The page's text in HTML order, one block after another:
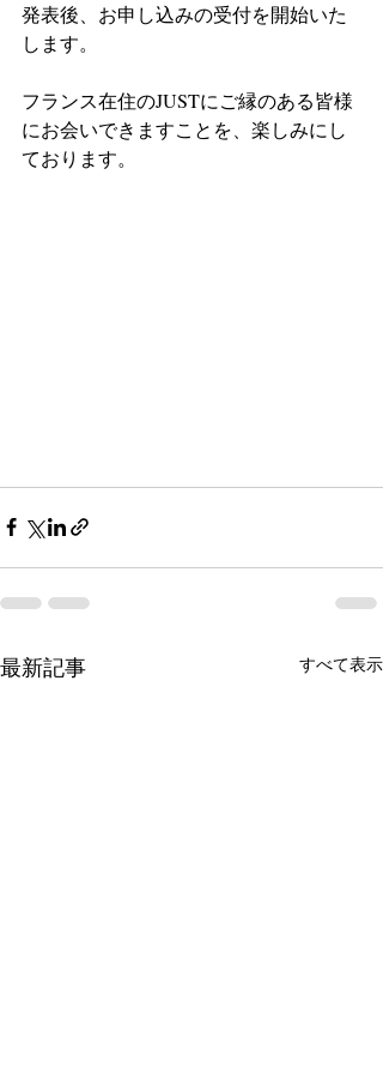
発表後、お申し込みの受付を開始いた
します。
フランス在住のJUSTにご縁のある皆様
にお会いできますことを、楽しみにし
ております。
最新記事 すべて表示